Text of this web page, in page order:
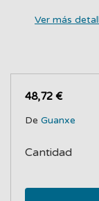
Ver más
48,72 €
De Guanxe
Cantidad